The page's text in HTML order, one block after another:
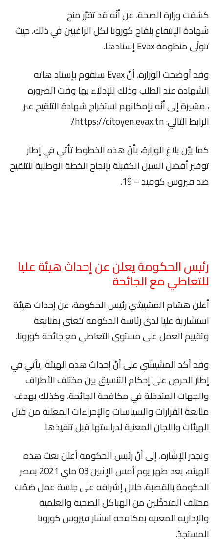
كشفت وزارة الصحة، عن أنّه قد تقرّر منح
شهادة الإنتفاع بلقاح كورونا لكل الراغبين في ذلك، حيث
تتولّى منظومة Evax إسنادها.
وقد أوضحت الوزارة، أنّ Evax ستقوم بإسناد هاته
الشهادة عند الطلب وذلك للإدلاء بها وقت الضرورة
، مشيرة إلى أنّه بإمكانهم استخراج شهادة التلقيح عبر
الرابط التالي: https://citoyen.evax.tn/
كما بيّن بلاغ الوزارة، بأنّ هذه الخطوط تأتي في إطار
توفير أفضل السبل الكفيلة بإنجاح الخطة الوطنية للتلقيح
ضد فيروس كوفيد – 19.
رئيس الحكومة يعلن عن إحداث هيئة عليا
للتعاطي مع الجائحة
أعلن هشام المشيشي رئيس الحكومة، عن إحداث هيئة
استشارية عليا لدى رئاسة الحكومة تـُعنى بمتابعة
وتقييم العمل على مستوى التعاطي مع جائحة كورونا.
وقد أكد المشيشي على أنّ إحداث هذه الهيئة، يأتي في
إطار الحرص على إحكام التنسيق بين مختلف الأطراف
والجهات المتدخلة في مكافحة الجائحة، وكذلك بهدف
متابعة القرارات والسياسات والإجراءات المعلنة من قبل
الهيئات واللجان المعنية لدراستها قبل تنفيذها.
وتجدر الإشارة، إلى أنّ رئيس الحكومة أعلن بعث هذه
الهيئة، بعد ظهر يوم أمس الإثنين 03 ماي 2021 بقصر
الحكومة بالقصبة، خلال إشرافه على جلسة عمل ضمّت
مختلف المتدخّلين من الهياكل الصحية والعلمية
والإدارية المعنية بمكافحة انتشار فيروس كورونا
المستجدّ.